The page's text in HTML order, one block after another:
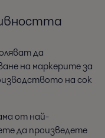
да
на маркерите за
на сок
от най-
да произведете